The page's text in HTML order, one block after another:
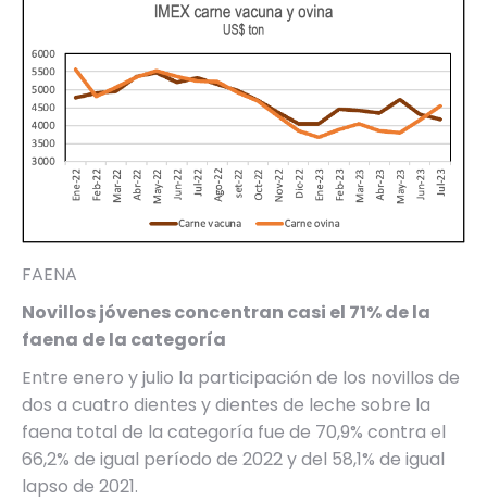
FAENA
Novillos jóvenes concentran casi el 71% de la
faena de la categoría
Entre enero y julio la participación de los novillos de
dos a cuatro dientes y dientes de leche sobre la
faena total de la categoría fue de 70,9% contra el
66,2% de igual período de 2022 y del 58,1% de igual
lapso de 2021.